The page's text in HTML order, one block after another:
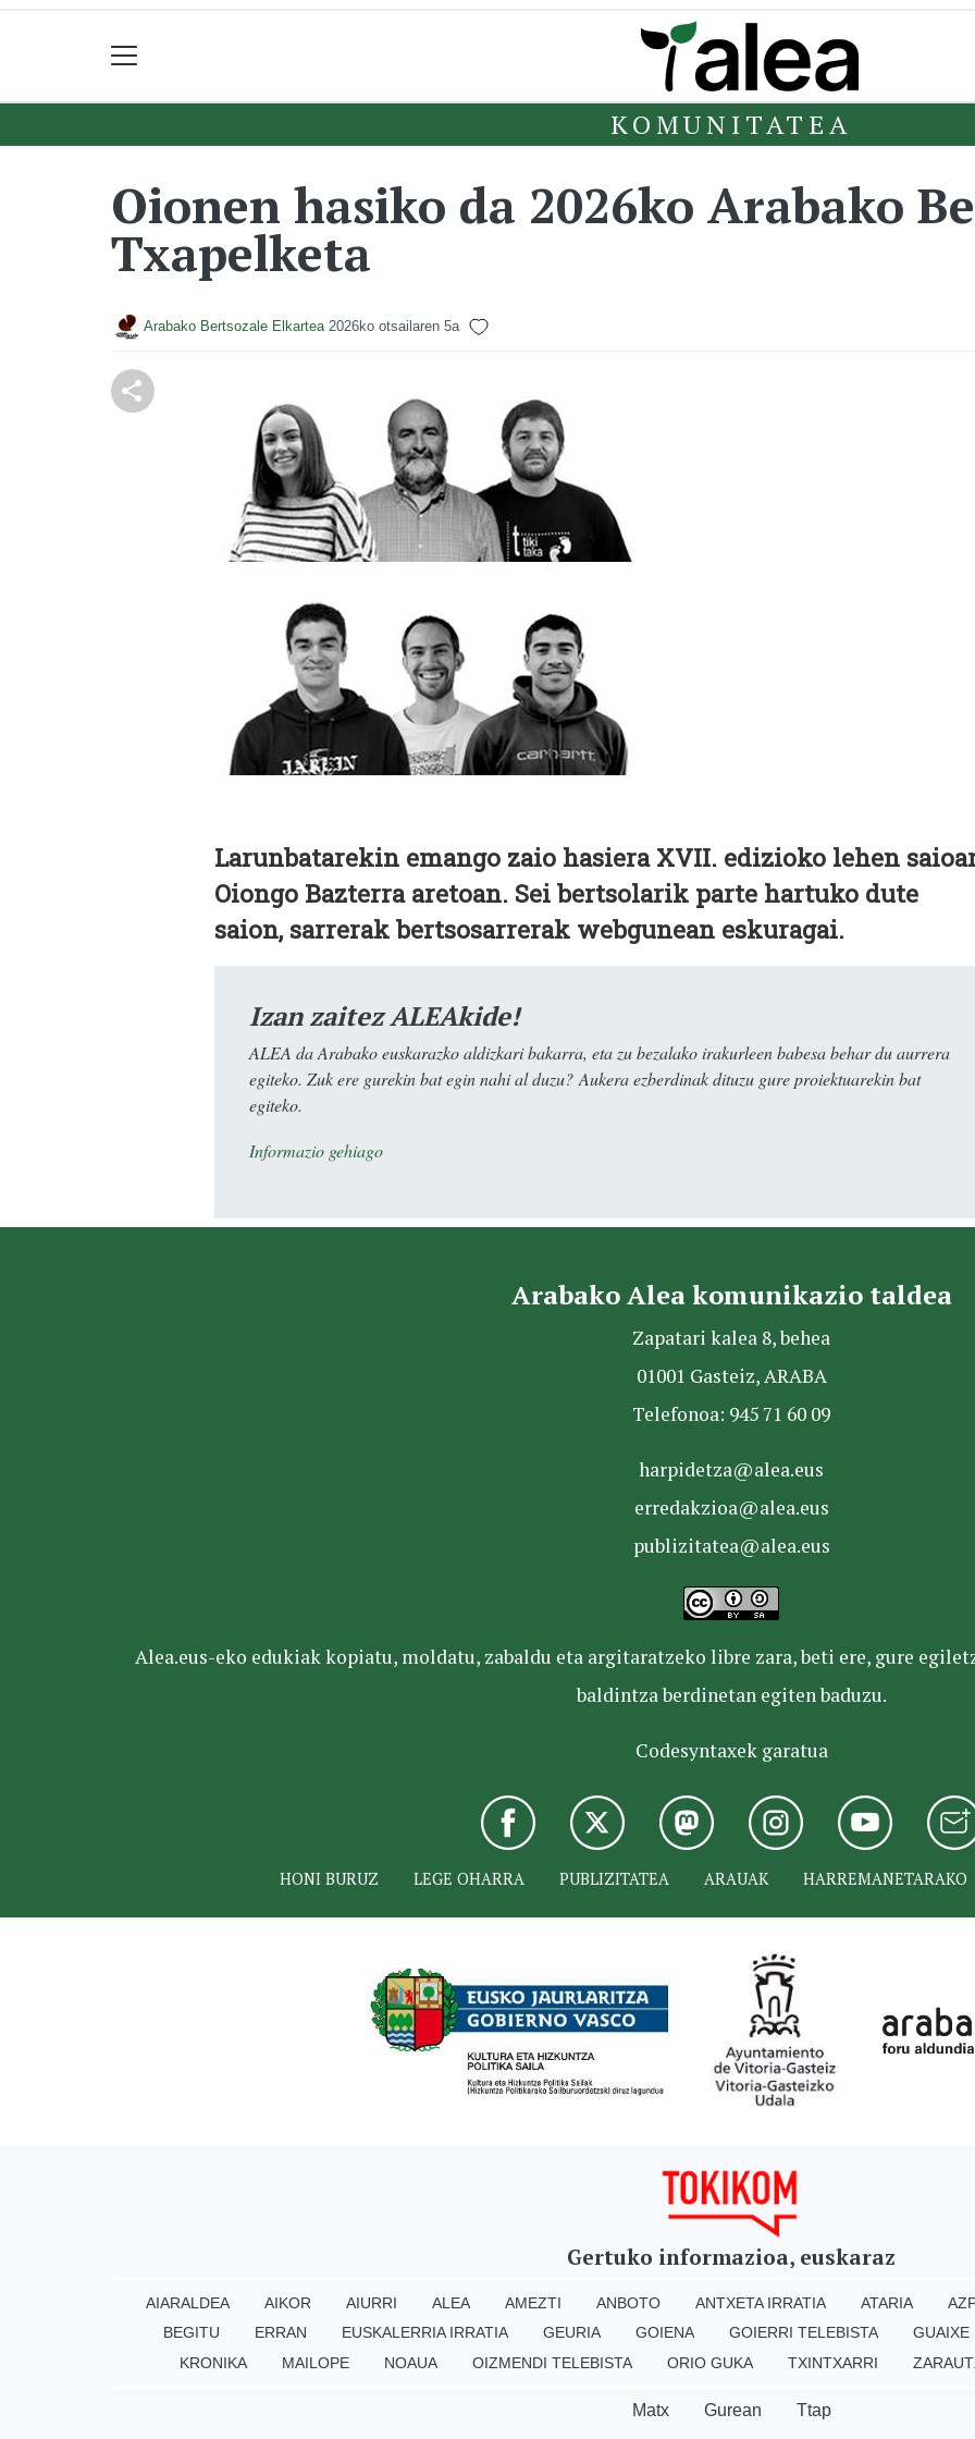
KOMUNITATEA
Oionen hasiko da 2026ko Arabako
Txapelketa
Arabako Bertsozale Elkartea 2026ko otsailaren 5a
Larunbatarekin emango zaio hasiera XVII. edizioko lehen
Oiongo Bazterra aretoan. Sei bertsolarik parte hartuko dute
saion, sarrerak bertsosarrerak webgunean eskuragai.
Izan zaitez ALEAkide!
ALEA da Arabako euskarazko aldizkari bakarra, eta zu bezalako irakurleen babesa behar du aurrera
egiteko. Zuk ere gurekin bat egin nahi al duzu? Aukera ezberdinak dituzu gure proiektuarekin bat
egiteko.
Informazio gehiago
Arabako Alea komunikazio taldea
Zapatari kalea 8, behea
01001 Gasteiz, ARABA
Telefonoa: 945 71 60 09
harpidetza@alea.eus
erredakzioa@alea.eus
publizitatea@alea.eus
Alea.eus-eko edukiak kopiatu, moldatu, zabaldu eta argitaratzeko libre zara, beti ere, gure
baldintza berdinetan egiten baduzu.
Codesyntaxek garatua
HONI BURUZ LEGE OHARRA PUBLIZITATEA ARAUAK HARREMANETARAKO
Gertuko informazioa, euskaraz
AIARALDEA AIKOR AIURRI ALEA AMEZTI ANBOTO ANTXETA IRRATIA ATARIA
BEGITU
ERRAN EUSKALERRIA IRRATIA GEURIA GOIENA GOIERRI TELEBISTA
GUAIXE
KRONIKA
MAILOPE NOAUA OIZMENDI TELEBISTA ORIO GUKA TXINTXARRI
Matx Gurean Ttap